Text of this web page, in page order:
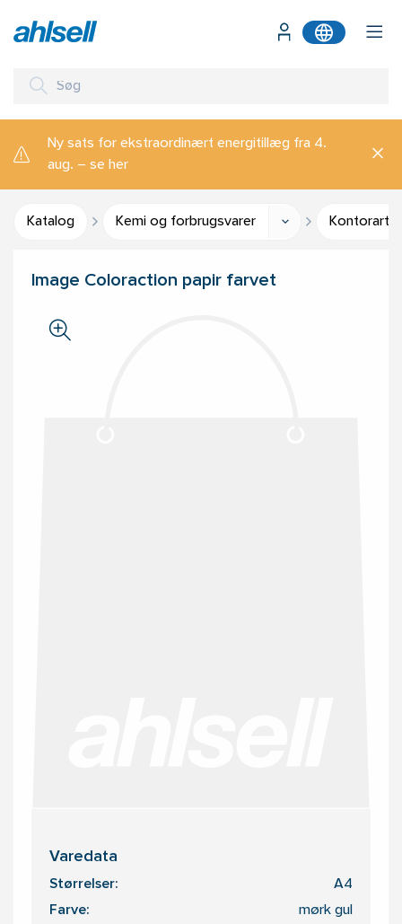
Ny sats for ekstraordinært energitillæg fra 4.
aug. – se her
Katalog Kemi og forbrugsvarer
Image Coloraction papir farvet
Varedata
Størrelser: A4
Farve: mørk gul